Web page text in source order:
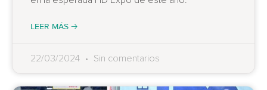
LEER MÁS 🡢
22/03/2024 Sin comentarios